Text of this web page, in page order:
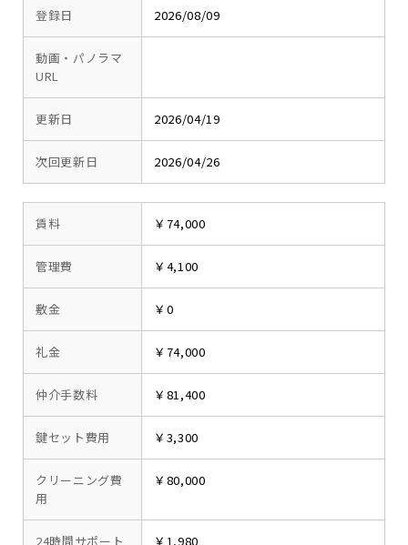
登録日 2026/08/09
動画・パノラマ
URL
更新日 2026/04/19
次回更新日 2026/04/26
賃料 ￥74,000
管理費 ￥4,100
敷金 ￥0
礼金 ￥74,000
仲介手数料 ￥81,400
鍵セット費用 ￥3,300
クリーニング費
用
￥80,000
24時間サポート
￥1,980